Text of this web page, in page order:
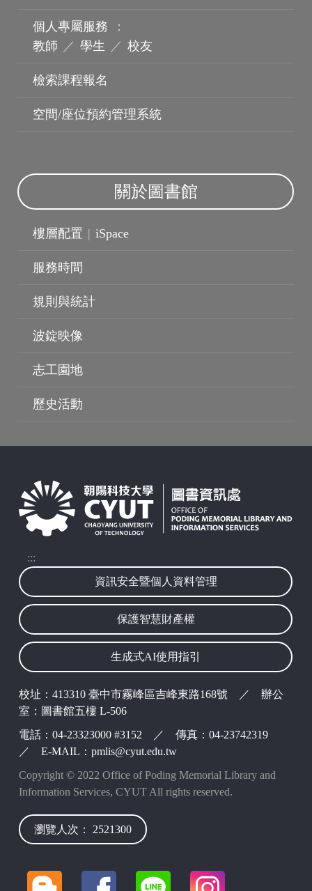
波錠映像
個人專屬服務
：
教師 ／ 學生 ／ 校友
檢索課程報名
空間/座位預約管理系統
關於圖書館
樓層配置 | iSpace
服務時間
規則與統計
波錠映像
志工園地
歷史活動
:::
資訊安全暨個人資料管理
保護智慧財產權
生成式AI使用指引
校址：413310 臺中市霧峰區吉峰東路168號 ／ 辦公
室：圖書館五樓 L-506
電話：04-23323000 #3152 ／ 傳真：04-23742319
／ E-MAIL：pmlis@cyut.edu.tw
Copyright © 2022 Office of Poding Memorial Library and
Information Services, CYUT All rights reserved.
瀏覽人次： 2521300